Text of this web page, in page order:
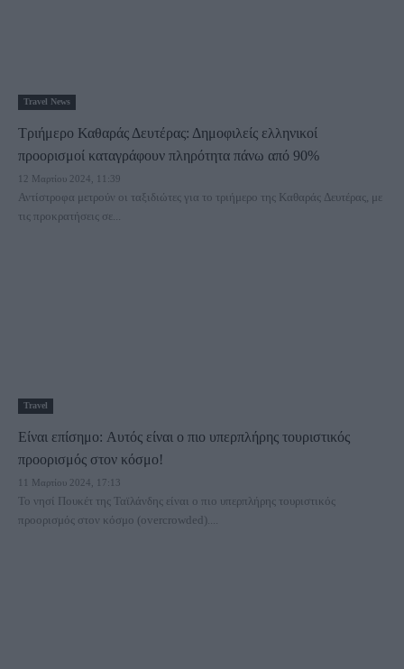
Travel News
Τριήμερο Καθαράς Δευτέρας: Δημοφιλείς ελληνικοί
προορισμοί καταγράφουν πληρότητα πάνω από 90%
12 Μαρτίου 2024, 11:39
Αντίστροφα μετρούν οι ταξιδιώτες για το τριήμερο της Καθαράς Δευτέρας, με
τις προκρατήσεις σε...
Travel
Είναι επίσημο: Aυτός είναι ο πιο υπερπλήρης τουριστικός
προορισμός στον κόσμο!
11 Μαρτίου 2024, 17:13
Το νησί Πουκέτ της Ταϊλάνδης είναι ο πιο υπερπλήρης τουριστικός
προορισμός στον κόσμο (overcrowded)....